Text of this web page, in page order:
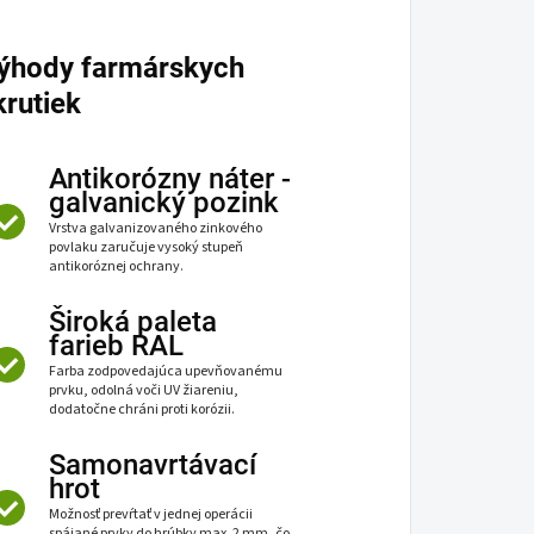
farmárskych
Antikorózny náter -
galvanický pozink
Vrstva galvanizovaného zinkového
povlaku zaručuje vysoký stupeň
antikoróznej ochrany.
Široká paleta
farieb RAL
Farba zodpovedajúca upevňovanému
prvku, odolná voči UV žiareniu,
dodatočne chráni proti korózii.
Samonavrtávací
hrot
Možnosť prevŕtať v jednej operácii